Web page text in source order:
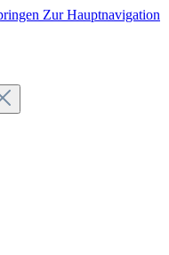
Zur Hauptnavigation